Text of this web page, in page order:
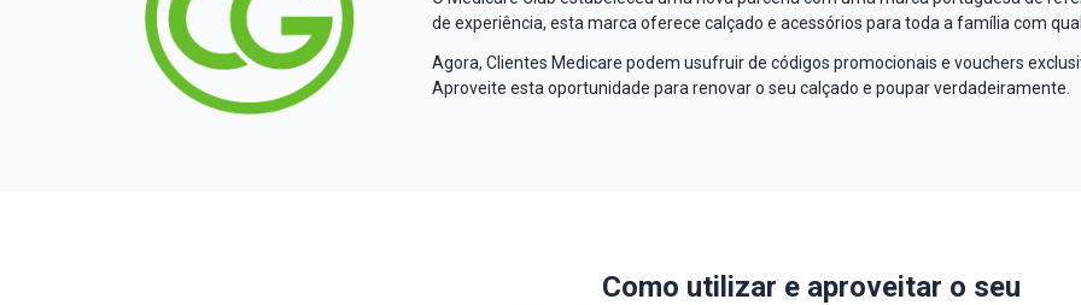
de experiência, esta marca oferece calçado e acessórios para toda a família com
Agora, Clientes Medicare podem usufruir de códigos promocionais e vouchers
Aproveite esta oportunidade para renovar o seu calçado e poupar verdadeiramente.
Como utilizar e aproveitar o seu